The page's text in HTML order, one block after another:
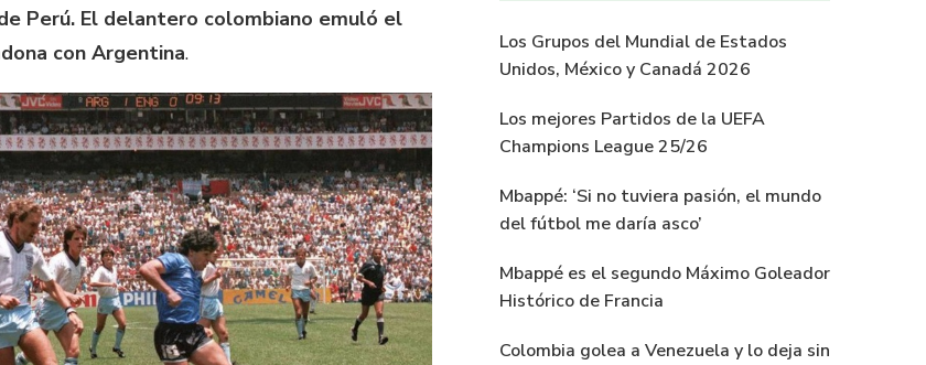
Perú. El delantero colombiano emuló el
con Argentina.
Los Grupos del Mundial de Estados
Unidos, México y Canadá 2026
Los mejores Partidos de la UEFA
Champions League 25/26
Mbappé: ‘Si no tuviera pasión, el mundo
del fútbol me daría asco’
Mbappé es el segundo Máximo Goleador
Histórico de Francia
Colombia golea a Venezuela y lo deja sin